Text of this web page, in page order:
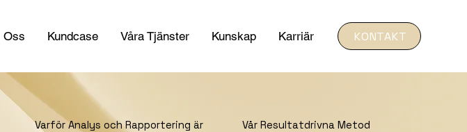
Oss Kundcase Våra Tjänster Kunskap Karriär KONTAKT
Varför Analys och Rapportering är
Vår Resultatdrivna Metod